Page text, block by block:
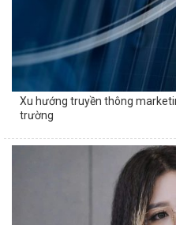
Xu hướng truyền thông
trường